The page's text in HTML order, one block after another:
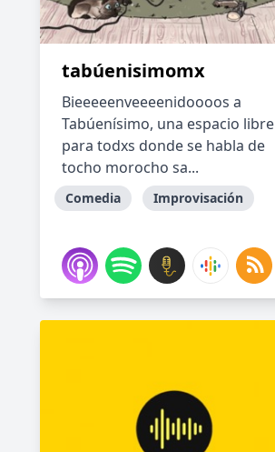
tabúenisimomx
Bieeeeenveeeenidoooos a
Tabúenísimo, una espacio libre
para todxs donde se habla de
tocho morocho sa...
Comedia Improvisación